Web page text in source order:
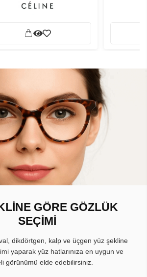
GÖRE GÖZLÜK
SEÇİMİ
dikdörtgen, kalp ve üçgen yüz şekline
yaparak yüz hatlarınıza en uygun ve
görünümü elde edebilirsiniz.